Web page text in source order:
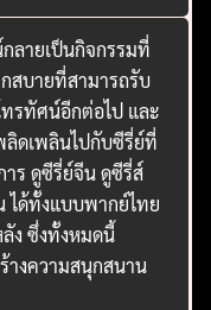
ลายเป็นกิจกรรมที่
สบายที่สามารถรับ
รทัศน์อีกต่อไป และ
ลิดเพลินไปกับซีรี่ย์ที่
าร ดูซีรี่ย์จีน ดูซีรี่ส์
ได้ทั้งแบบพากย์ไทย
ง ซึ่งทั้งหมดนี้
างความสนุกสนาน